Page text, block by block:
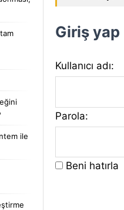
ile
Giriş yap
Kullanıcı adı:
Parola:
Beni hatırla